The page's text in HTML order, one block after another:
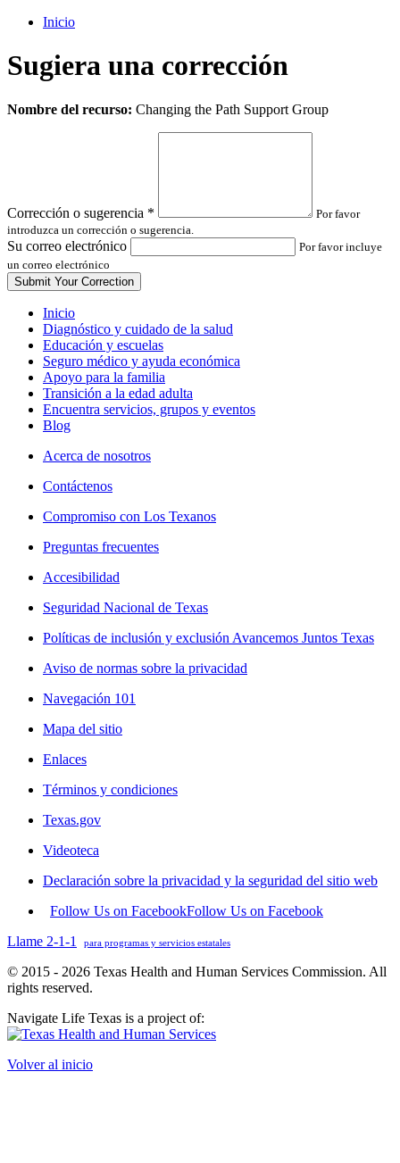
Inicio
Sugiera una corrección
Leave
Nombre del recurso: Changing the Path Support Group
Corrección o sugerencia *
Por favor
introduzca un corrección o sugerencia.
Su correo electrónico
Por favor incluye
un correo electrónico
Inicio
Diagnóstico y cuidado de la salud
Educación y escuelas
Seguro médico y ayuda económica
Apoyo para la familia
Transición a la edad adulta
Encuentra servicios, grupos y eventos
Blog
Acerca de nosotros
Contáctenos
Compromiso con Los Texanos
Preguntas frecuentes
Accesibilidad
Seguridad Nacional de Texas
Políticas de inclusión y exclusión Avancemos Juntos Texas
Aviso de normas sobre la privacidad
Navegación 101
Mapa del sitio
Enlaces
Términos y condiciones
Texas.gov
Videoteca
Declaración sobre la privacidad y la seguridad del sitio web
Follow Us on FacebookFollow Us on Facebook
Llame 2-1-1
para programas y servicios estatales
© 2015 - 2026 Texas Health and Human Services Commission. All
rights reserved.
Navigate Life Texas is a project of:
Volver al inicio